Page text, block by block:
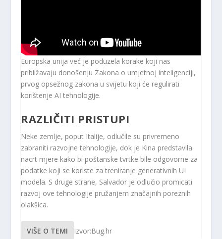
Europska unija već je poduzela korake koji nas
približavaju donošenju Zakona o umjetnoj inteligenciji,
prvog opsežnog zakona u svijetu koji će regulirati
korištenje AI tehnologije.
RAZLIČITI PRISTUPI
Neke zemlje, poput Italije, odlučile su privremeno
zabraniti razvojne tehnologije, dok je Kina predstavila
nacrt mjere kako bi poštanske tvrtke bile odgovorne za
podatke koji se koriste za treniranje generativnih UI
modela. S druge strane, Salvador je odlučio promicati
razvoj ove tehnologije pružanjem značajnih poreznih
olakšica.
VIŠE O TEMI Izvor:Bug.hr